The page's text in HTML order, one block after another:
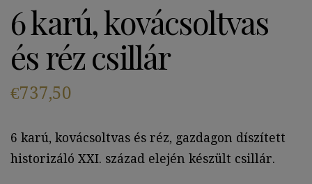
6 karú, kovácsoltvas
és réz csillár
€737,50
6 karú, kovácsoltvas és réz, gazdagon díszített
historizáló XXI. század elején készült csillár.